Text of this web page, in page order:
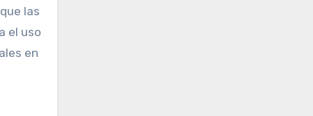
las
el uso
en